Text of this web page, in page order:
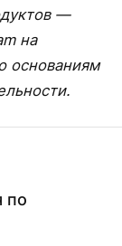
—
на
основаниям
по